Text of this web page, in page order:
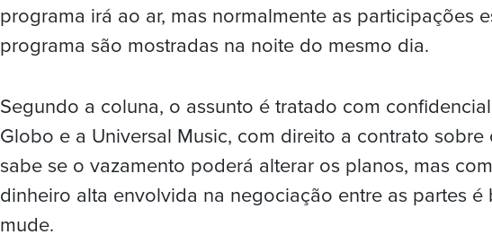
programa irá ao ar, mas normalmente as participações
programa são mostradas na noite do mesmo dia.
Segundo a coluna, o assunto é tratado com
Globo e a Universal Music, com direito a contrato sobre
sabe se o vazamento poderá alterar os planos, mas
dinheiro alta envolvida na negociação entre as partes
mude.